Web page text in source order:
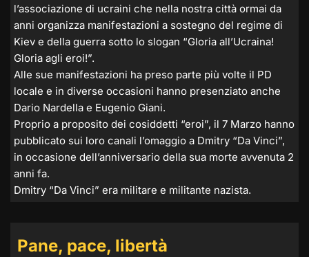
l’associazione di ucraini che nella nostra città ormai da
anni organizza manifestazioni a sostegno del regime di
Kiev e della guerra sotto lo slogan “Gloria all’Ucraina!
Gloria agli eroi!”.
Alle sue manifestazioni ha preso parte più volte il PD
locale e in diverse occasioni hanno presenziato anche
Dario Nardella e Eugenio Giani.
Proprio a proposito dei cosiddetti “eroi”, il 7 Marzo hanno
pubblicato sui loro canali l’omaggio a Dmitry “Da Vinci”,
in occasione dell’anniversario della sua morte avvenuta 2
anni fa.
Dmitry “Da Vinci” era militare e militante nazista.
Pane, pace, libertà